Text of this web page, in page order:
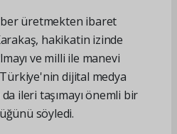
üretmekten ibaret
hakikatin izinde
ve milli ile manevi
dijital medya
ileri taşımayı önemli bir
söyledi.